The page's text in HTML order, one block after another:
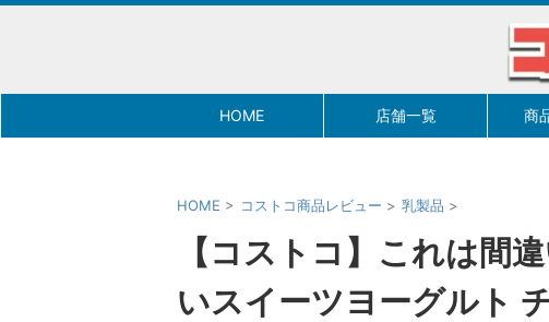
HOME 店舗一覧 商
HOME > コストコ商品レビュー > 乳製品 >
【コストコ】これは間
いスイーツヨーグルト